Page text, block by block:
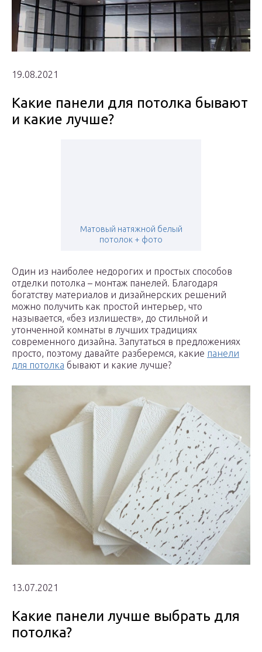
19.08.2021
Какие панели для потолка бывают
и какие лучше?
Матовый натяжной белый
потолок + фото
Один из наиболее недорогих и простых способов
отделки потолка – монтаж панелей. Благодаря
богатству материалов и дизайнерских решений
можно получить как простой интерьер, что
называется, «без излишеств», до стильной и
утонченной комнаты в лучших традициях
современного дизайна. Запутаться в предложениях
просто, поэтому давайте разберемся, какие панели
для потолка бывают и какие лучше?
13.07.2021
Какие панели лучше выбрать для
потолка?